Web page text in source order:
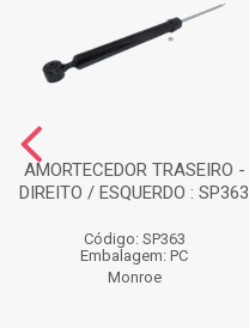
AMORTECEDOR TRASEIRO -
DIREITO / ESQUERDO : SP363
Código: SP363
Embalagem: PC
Monroe